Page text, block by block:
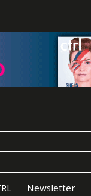
Newsletter